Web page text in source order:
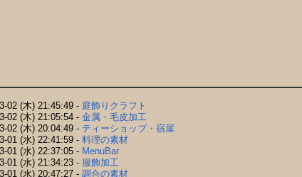
02 (木) 21:45:49 - 庭飾りクラフト
02 (木) 21:05:54 -金属・毛皮加工
02 (木) 20:04:49 - ティーショップ・宿屋
01 (水) 22:41:59 -料理の素材
01 (水) 22:37:05 - MenuBar
01 (水) 21:34:23 - 服飾加工
01 (水) 20:47:27 -調合の素材